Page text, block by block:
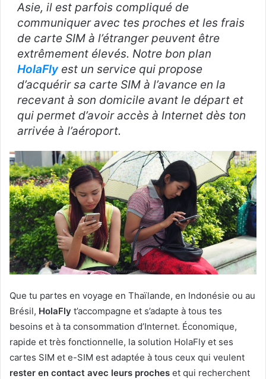
Asie, il est parfois compliqué de
communiquer avec tes proches et les frais
de carte SIM à l’étranger peuvent être
extrêmement élevés. Notre bon plan
HolaFlyest un service qui propose
d’acquérir sa carte SIM à l’avance en la
recevant à son domicile avant le départ et
qui permet d’avoir accès à Internet dès ton
arrivée à l’aéroport.
Que tu partes en voyage en Thaïlande, en Indonésie ou au
Brésil, HolaFly t’accompagne et s’adapte à tous tes
besoins et à ta consommation d’Internet. Économique,
rapide et très fonctionnelle, la solution HolaFly et ses
cartes SIM et e-SIM est adaptée à tous ceux qui veulent
rester en contact avec leurs proches et qui recherchent